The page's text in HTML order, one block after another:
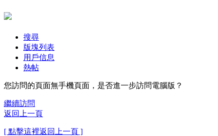
搜尋
版塊列表
用戶信息
熱帖
您訪問的頁面無手機頁面，是否進一步訪問電腦版？
繼續訪問
返回上一頁
[ 點擊這裡返回上一頁 ]